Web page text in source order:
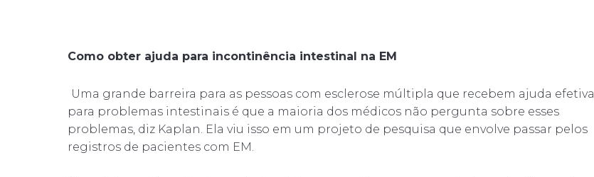
Como obter ajuda para incontinência intestinal na EM
Uma grande barreira para as pessoas com esclerose múltipla que recebem ajuda efetiva
para problemas intestinais é que a maioria dos médicos não pergunta sobre esses
problemas, diz Kaplan. Ela viu isso em um projeto de pesquisa que envolve passar pelos
registros de pacientes com EM.